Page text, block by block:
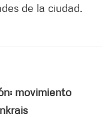
de la ciudad.
movimiento